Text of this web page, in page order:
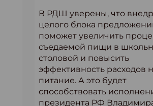
В РДШ уверены, что
целого блока
поможет увеличить
съедаемой пищи в
столовой и повысить
эффективность расходов
питание. А это будет
способствовать
президента РФ